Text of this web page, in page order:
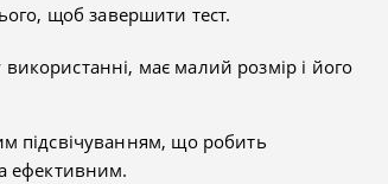
щоб завершити тест.
використанні, має малий розмір і його
підсвічуванням, що робить
ефективним.